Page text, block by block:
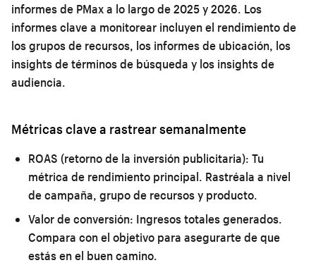
informes de PMax a lo largo de 2025 y 2026. Los
informes clave a monitorear incluyen el rendimiento de
los grupos de recursos, los informes de ubicación, los
insights de términos de búsqueda y los insights de
audiencia.
Métricas clave a rastrear semanalmente
ROAS (retorno de la inversión publicitaria): Tu
métrica de rendimiento principal. Rastréala a nivel
de campaña, grupo de recursos y producto.
Valor de conversión: Ingresos totales generados.
Compara con el objetivo para asegurarte de que
estás en el buen camino.